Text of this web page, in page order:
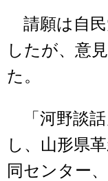
請願は自民
したが、意
た。
「河野談話
し、山形県
同センター